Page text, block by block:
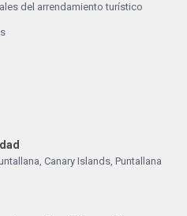
del arrendamiento turístico
, Canary Islands, Puntallana